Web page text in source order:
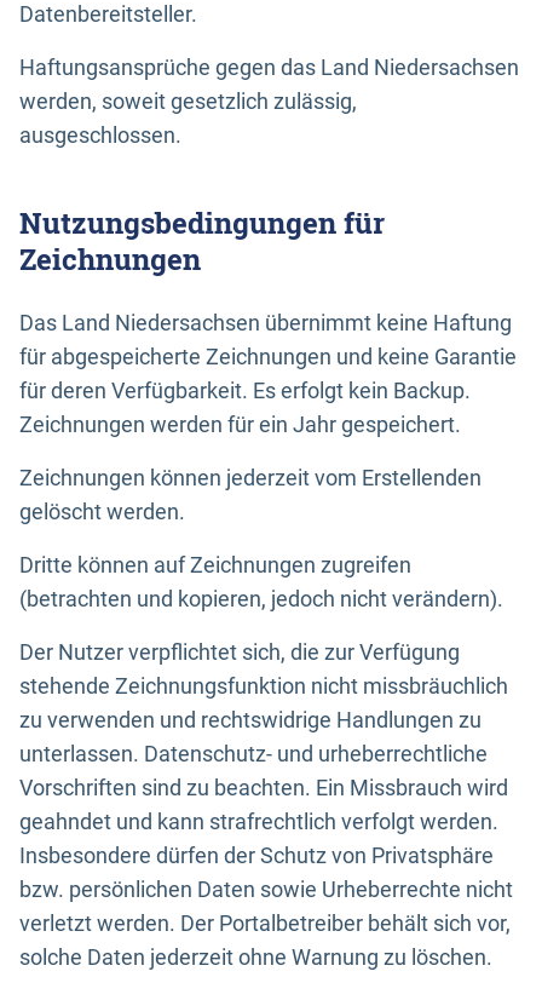
Datenbereitsteller.
Haftungsansprüche gegen das Land Niedersachsen
werden, soweit gesetzlich zulässig,
ausgeschlossen.
Nutzungsbedingungen für
Zeichnungen
Das Land Niedersachsen übernimmt keine Haftung
für abgespeicherte Zeichnungen und keine Garantie
für deren Verfügbarkeit. Es erfolgt kein Backup.
Zeichnungen werden für ein Jahr gespeichert.
Zeichnungen können jederzeit vom Erstellenden
gelöscht werden.
Dritte können auf Zeichnungen zugreifen
(betrachten und kopieren, jedoch nicht verändern).
Der Nutzer verpflichtet sich, die zur Verfügung
stehende Zeichnungsfunktion nicht missbräuchlich
zu verwenden und rechtswidrige Handlungen zu
unterlassen. Datenschutz- und urheberrechtliche
Vorschriften sind zu beachten. Ein Missbrauch wird
geahndet und kann strafrechtlich verfolgt werden.
Insbesondere dürfen der Schutz von Privatsphäre
bzw. persönlichen Daten sowie Urheberrechte nicht
verletzt werden. Der Portalbetreiber behält sich vor,
solche Daten jederzeit ohne Warnung zu löschen.